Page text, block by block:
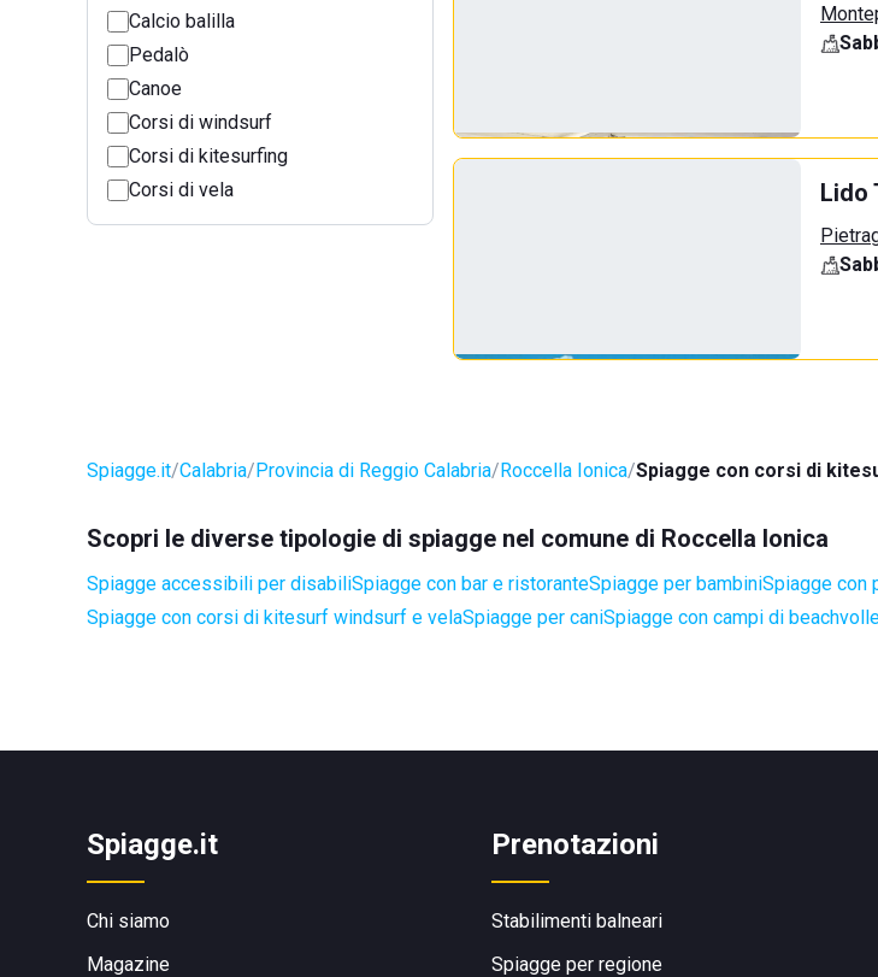
Calcio balilla
Pedalò
Canoe
Corsi di windsurf
Corsi di kitesurfing
Corsi di vela
Lido
Spiagge.it Calabria Provincia di Reggio Calabria Roccella Ionica Spiagge con corsi di
Scopri le diverse tipologie di spiagge nel comune di Roccella Ionica
Spiagge accessibili per disabiliSpiagge con bar e ristoranteSpiagge per bambiniSpiagge con
Spiagge con corsi di kitesurf windsurf e velaSpiagge per caniSpiagge con campi di
Spiagge.it
Chi siamo
Magazine
Prenotazioni
Stabilimenti balneari
Spiagge per regione